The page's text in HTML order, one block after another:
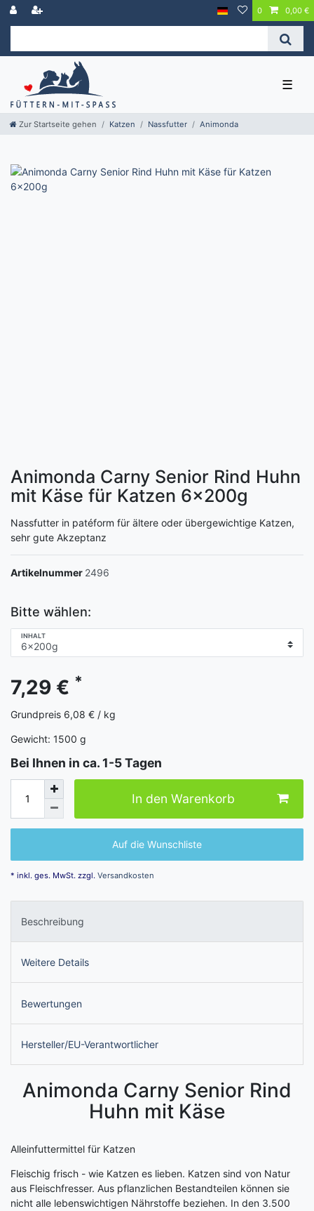
0 0,00 €
☰
Zur Startseite gehen Katzen Nassfutter Animonda
Animonda Carny Senior Rind Huhn
mit Käse für Katzen 6x200g
Nassfutter in patéform für ältere oder übergewichtige Katzen,
sehr gute Akzeptanz
Artikelnummer 2496
Bitte wählen:
INHALT
7,29 € *
Grundpreis 6,08 € / kg
Gewicht: 1500 g
Bei Ihnen in ca. 1-5 Tagen
In den Warenkorb
Auf die Wunschliste
* inkl. ges. MwSt. zzgl. Versandkosten
Beschreibung
Weitere Details
Bewertungen
Hersteller/EU-Verantwortlicher
Animonda Carny Senior Rind
Huhn mit Käse
Alleinfuttermittel für Katzen
Fleischig frisch - wie Katzen es lieben. Katzen sind von Natur
aus Fleischfresser. Aus pflanzlichen Bestandteilen können sie
nicht alle lebenswichtigen Nährstoffe beziehen. In den 3.500